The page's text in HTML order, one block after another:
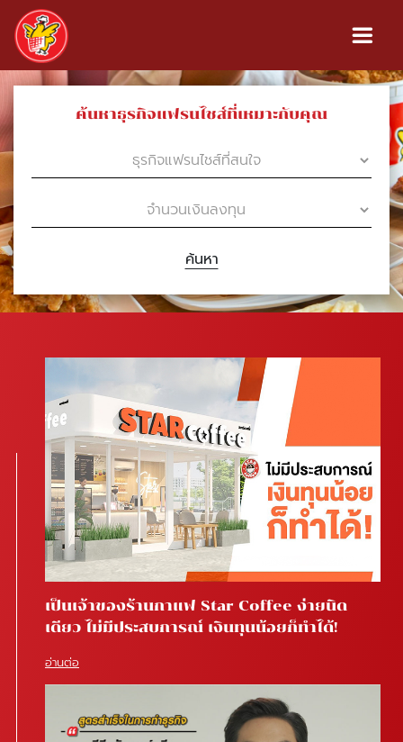
ค้นหาธุรกิจแฟรนไชส์ที่เหมาะกับคุณ
ค้นหา
เป็นเจ้าของร้านกาแฟ Star Coffee ง่ายนิด
เดียว ไม่มีประสบการณ์ เงินทุนน้อยก็ทำได้!
อ่านต่อ